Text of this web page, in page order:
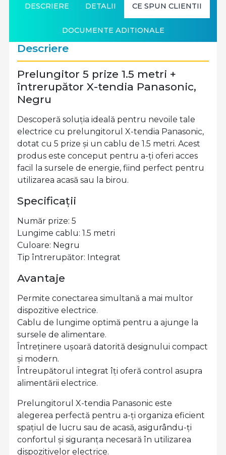
DESCRIERE DETALII CE SPUN CLIENTII
DOCUMENTE ADITIONALE
Descriere
Prelungitor 5 prize 1.5 metri +
întrerupător X-tendia Panasonic,
Negru
Descoperă soluția ideală pentru nevoile tale
electrice cu prelungitorul X-tendia Panasonic,
dotat cu 5 prize și un cablu de 1.5 metri. Acest
produs este conceput pentru a-ți oferi acces
facil la sursele de energie, fiind perfect pentru
utilizarea acasă sau la birou.
Specificații
Număr prize: 5
Lungime cablu: 1.5 metri
Culoare: Negru
Tip întrerupător: Integrat
Avantaje
Permite conectarea simultană a mai multor
dispozitive electrice.
Cablu de lungime optimă pentru a ajunge la
sursele de alimentare.
Întreținere ușoară datorită designului compact
și modern.
Întreupătorul integrat îți oferă control asupra
alimentării electrice.
Prelungitorul X-tendia Panasonic este
alegerea perfectă pentru a-ți organiza eficient
spațiul de lucru sau de acasă, asigurându-ți
confortul și siguranța necesară în utilizarea
dispozitivelor electrice.